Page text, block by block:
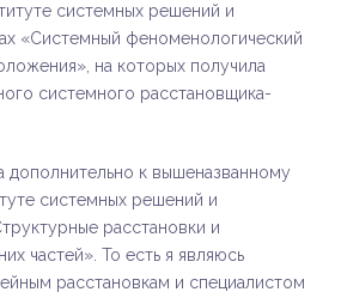
системных решений и
«Системный феноменологический
на которых получила
системного расстановщика-
дополнительно к вышеназванному
системных решений и
расстановки и
частей». То есть я являюсь
расстановкам и специалистом